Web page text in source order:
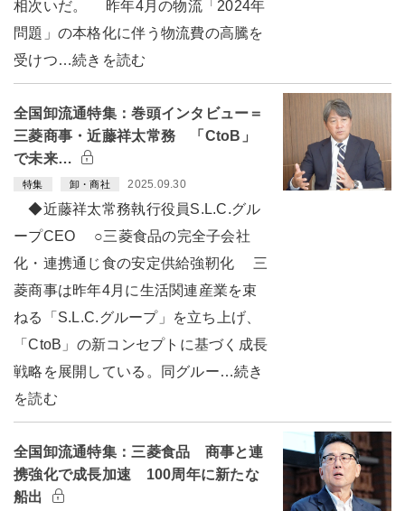
相次いだ。 昨年4月の物流「2024年
問題」の本格化に伴う物流費の高騰を
受けつ…続きを読む
全国卸流通特集：巻頭インタビュー＝
三菱商事・近藤祥太常務 「CtoB」
で未来…
特集 卸・商社 2025.09.30
◆近藤祥太常務執行役員S.L.C.グル
ープCEO ○三菱食品の完全子会社
化・連携通じ食の安定供給強靭化 三
菱商事は昨年4月に生活関連産業を束
ねる「S.L.C.グループ」を立ち上げ、
「CtoB」の新コンセプトに基づく成長
戦略を展開している。同グルー…続き
を読む
全国卸流通特集：三菱食品 商事と連
携強化で成長加速 100周年に新たな
船出